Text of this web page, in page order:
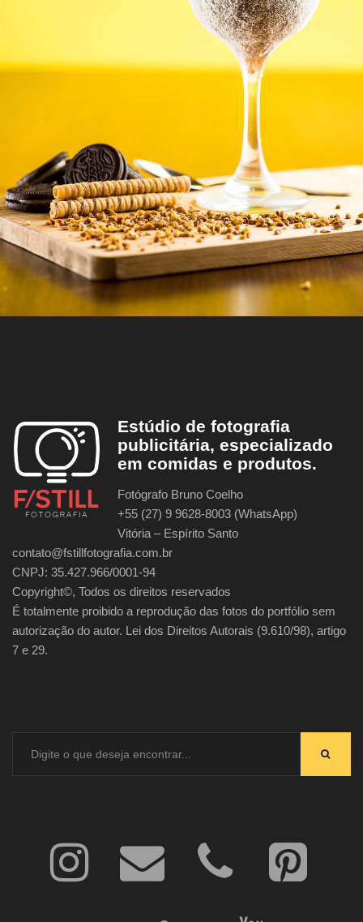
Estúdio de fotografia
publicitária, especializado
em comidas e produtos.
Fotógrafo Bruno Coelho
+55 (27) 9 9628-8003 (WhatsApp)
Vitória – Espírito Santo
contato@fstillfotografia.com.br
CNPJ: 35.427.966/0001-94
Copyright©, Todos os direitos reservados
É totalmente proibido a reprodução das fotos do portfólio sem
autorização do autor. Lei dos Direitos Autorais (9.610/98), artigo
7 e 29.